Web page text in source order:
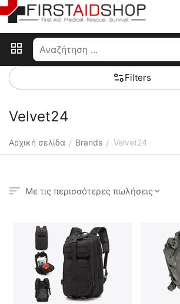
Filters
Velvet24
Αρχική σελίδα / Brands / Velvet24
Με τις περισσότερες πωλήσεις